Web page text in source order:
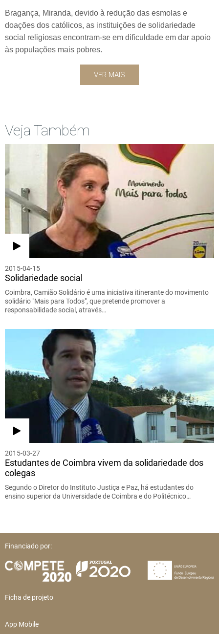
Bragança, Miranda, devido à redução das esmolas e
doações dos católicos, as instituições de solidariedade
social religiosas encontram-se em dificuldade em dar apoio
às populações mais pobres.
VER MAIS
Veja Também
2015-04-15
Solidariedade social
Coimbra, Camião Solidário é uma iniciativa itinerante do movimento
solidário "Mais para Todos", que pretende promover a
responsabilidade social, através…
2015-03-27
Estudantes de Coimbra vivem da solidariedade dos
colegas
Segundo o Diretor do Instituto Justiça e Paz, há estudantes do
ensino superior da Universidade de Coimbra e do Politécnico…
Financiado por:
Ficha de projeto
App Mobile